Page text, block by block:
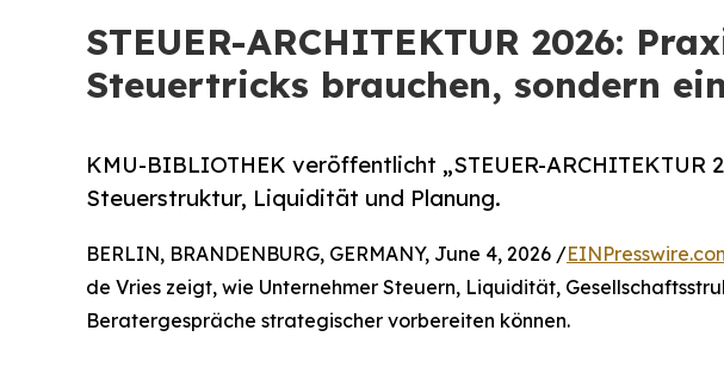
STEUER-ARCHITEKTUR 2026:
Steuertricks brauchen, sondern
KMU-BIBLIOTHEK veröffentlicht „STEUER-ARCHITEKTUR
Steuerstruktur, Liquidität und Planung.
BERLIN, BRANDENBURG, GERMANY, June 4, 2026 /
de Vries zeigt, wie Unternehmer Steuern, Liquidität,
Beratergespräche strategischer vorbereiten können.